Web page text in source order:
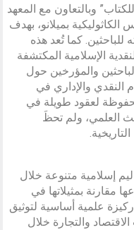
وبالتعاون مع المعهد
بميلانو، بهدف
للباحثين. كما تُعد هذه
الإسلامية المكتشفة
والمؤرخين حول
النقدي والإداري في
لعقود طويلة في
العلمي، ولم تحظَ
إسلامية متنوعة خلال
مقارنة بمثيلاتها في
ركيزة علمية أساسية لتوثيق
والتجارة خلال